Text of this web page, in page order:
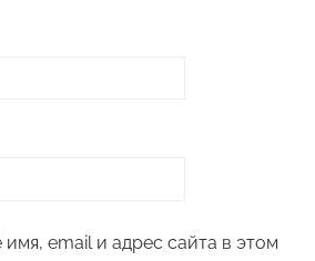
email и адрес сайта в этом